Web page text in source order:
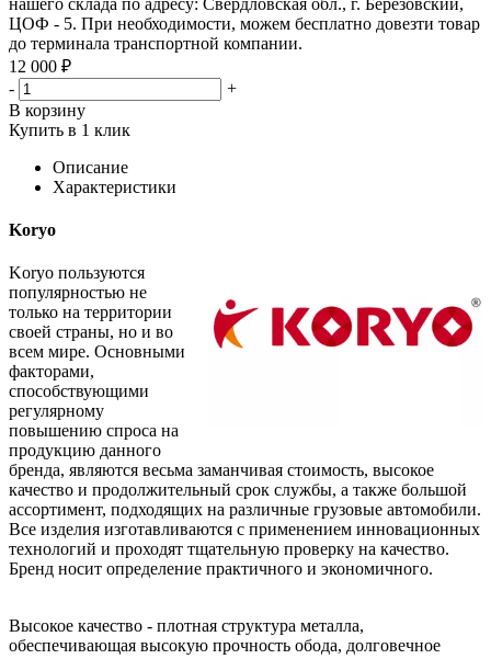
ЦОФ - 5. При необходимости, можем бесплатно довезти товар
до терминала транспортной компании.
12 000 ₽
-
+
В корзину
Купить в 1 клик
Описание
Характеристики
Koryo
Koryo пользуются
популярностью не
только на территории
своей страны, но и во
всем мире. Основными
факторами,
способствующими
регулярному
повышению спроса на
продукцию данного
бренда, являются весьма заманчивая стоимость, высокое
качество и продолжительный срок службы, а также большой
ассортимент, подходящих на различные грузовые автомобили.
Все изделия изготавливаются с применением инновационных
технологий и проходят тщательную проверку на качество.
Бренд носит определение практичного и экономичного.
Высокое качество - плотная структура металла,
обеспечивающая высокую прочность обода, долговечное